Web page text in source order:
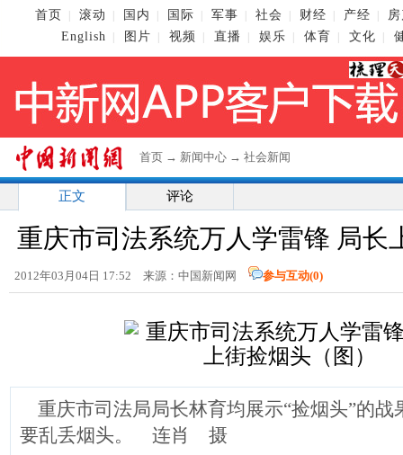
首页 滚动 国内 国际 军事 社会 财经 产经
English
图片 视频 直播 娱乐 体育 文化
首页 → 新闻中心 → 社会新闻
正文 评论
重庆市司法系统万人学雷锋 局长
2012年03月04日 17:52 来源：中国新闻网 参与互动(0)
重庆市司法局局长林育均展示“捡烟头”的战
要乱丢烟头。 连肖 摄